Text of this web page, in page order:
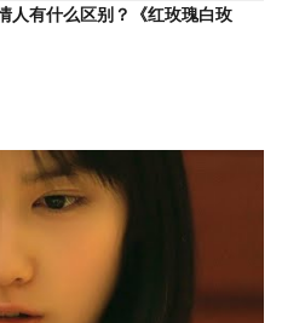
人有什么区别？《红玫瑰白玫